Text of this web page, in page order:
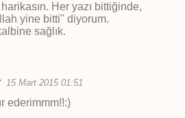
Her yazı bittiğinde,
yine bitti" diyorum.
sağlık.
15 Mart 2015 01:51
ederimmm!!:)